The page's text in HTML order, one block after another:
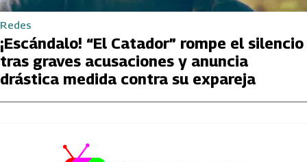
Redes
¡Escándalo! “El Catador” rompe el silencio
tras graves acusaciones y anuncia
drástica medida contra su expareja